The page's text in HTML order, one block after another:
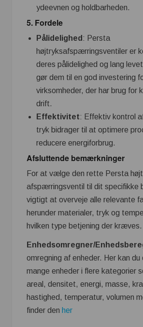
ydeevnen og holdbarheden.
5. Fordele
Pålidelighed : Persta
højtryksafspærringsventiler er
deres pålidelighed og lang
gør dem til en god investering
virksomheder, der har brug for
drift.
Effektivitet: Effektiv kontrol
tryk bidrager til at optimere
reducere energiforbrug.
Afsluttende bemærkninger
For at vælge den rette Persta
afspærringsventil til dit specifikke
vigtigt at overveje alle relevante
herunder materialer, tryk og
hvilken type betjening der kræves.
Enhedsomregner/
omregning af enheder. Her kan du
mange enheder i flere kategorier
areal, densitet, energi, masse,
hastighed, temperatur, volumen
finder den her